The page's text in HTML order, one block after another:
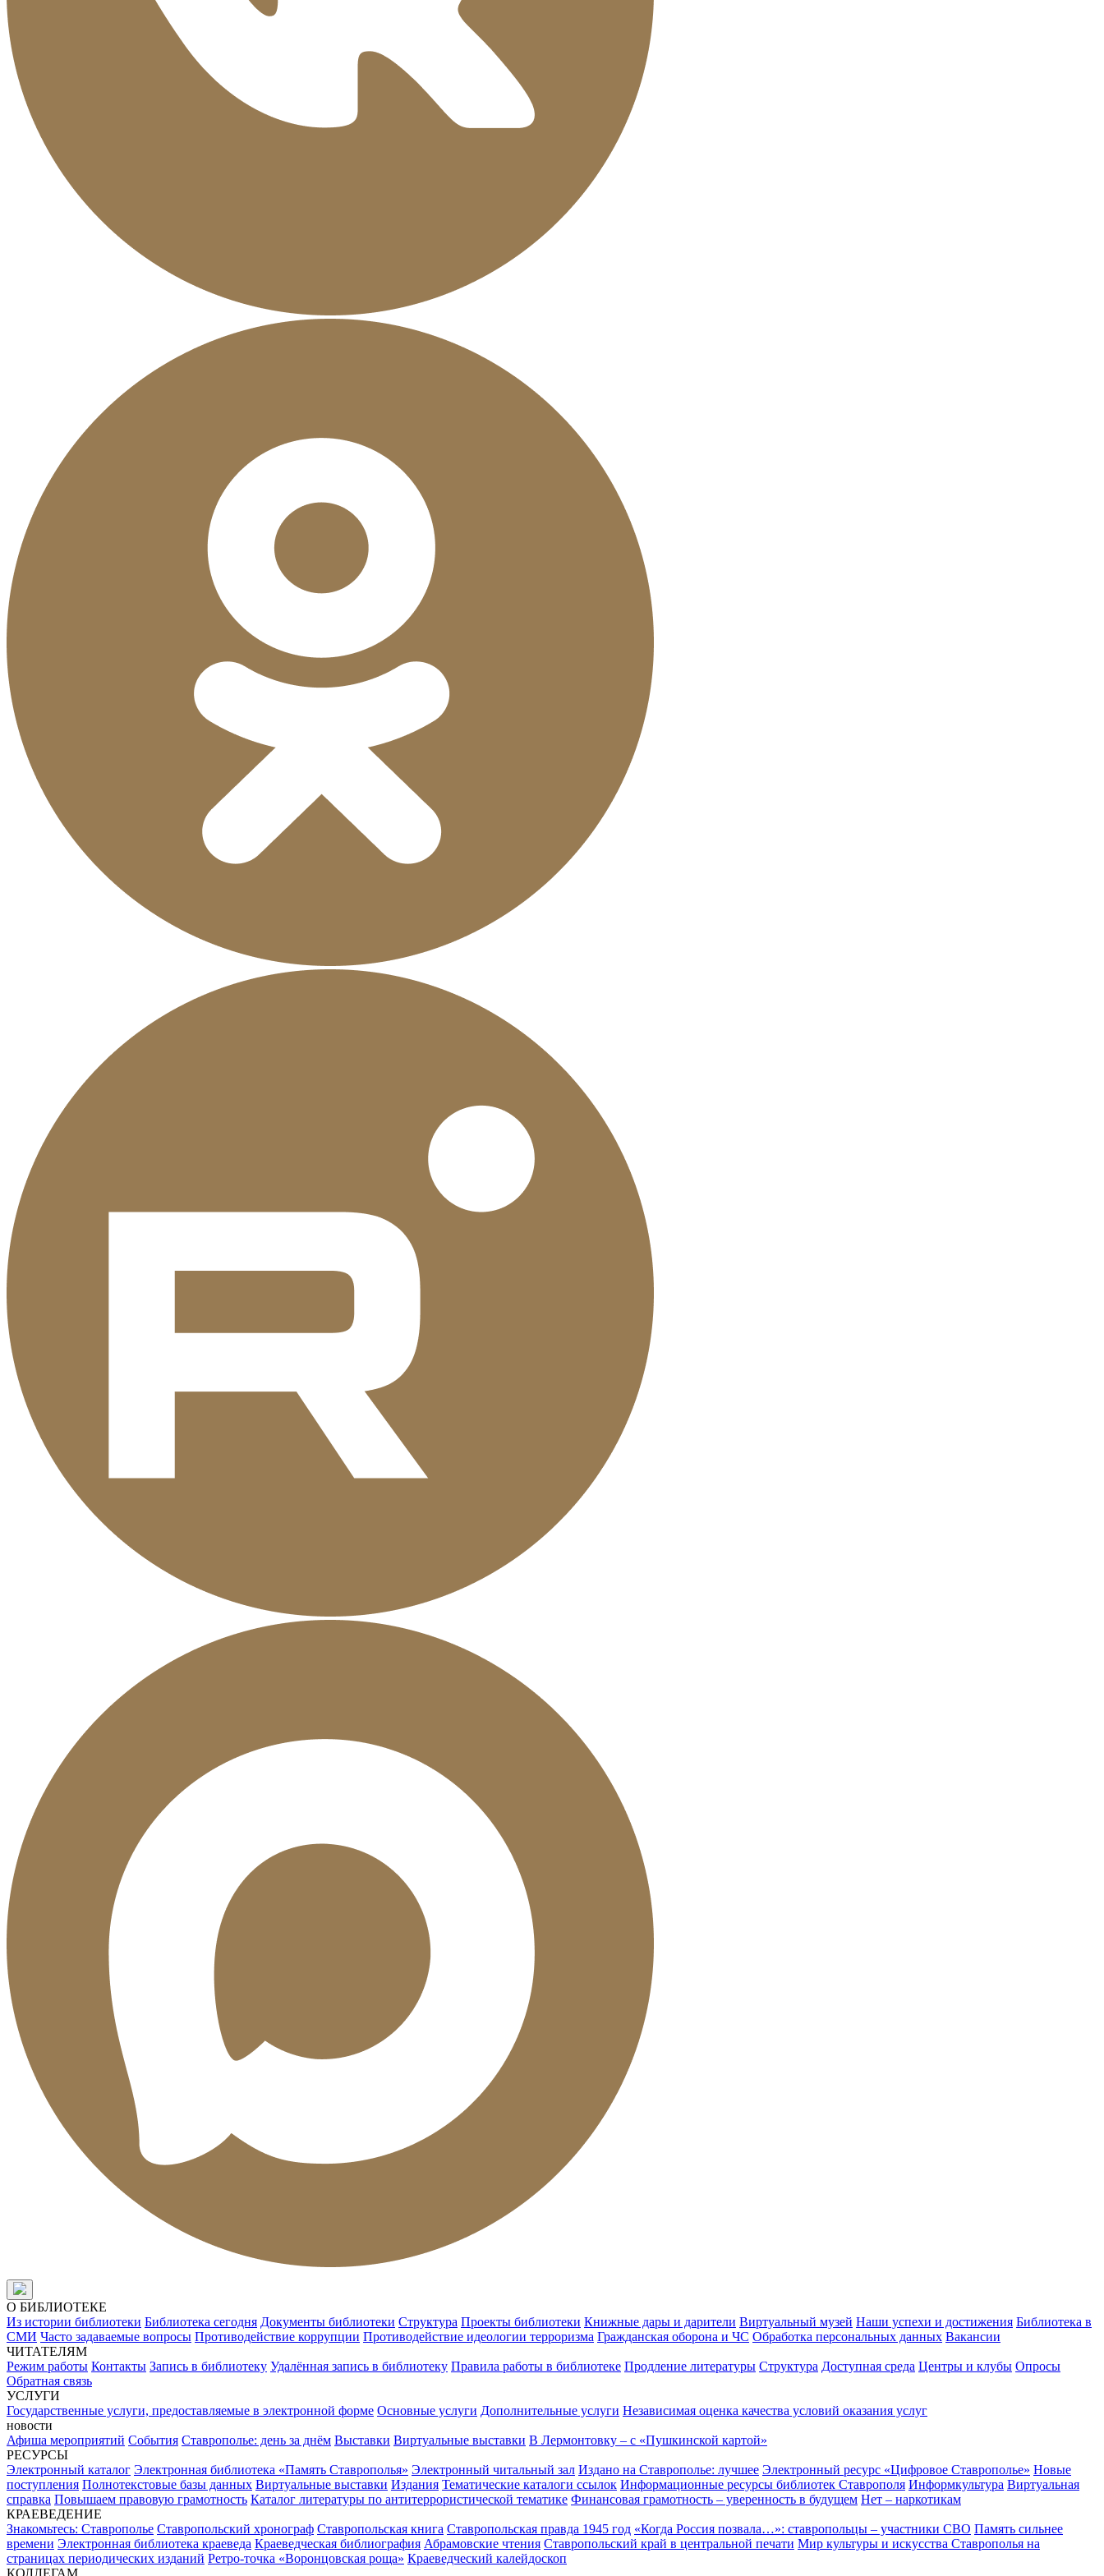
О БИБЛИОТЕКЕ
Из истории библиотеки Библиотека сегодня Документы библиотеки Структура Проекты библиотеки Книжные дары и дарители Виртуальный музей Наши успехи и достижения Библиотека в
СМИ Часто задаваемые вопросы Противодействие коррупции Противодействие идеологии терроризма Гражданская оборона и ЧС Обработка персональных данных Вакансии
ЧИТАТЕЛЯМ
Режим работы Контакты Запись в библиотеку Удалённая запись в библиотеку Правила работы в библиотеке Продление литературы Структура Доступная среда Центры и клубы Опросы
Обратная связь
УСЛУГИ
Государственные услуги, предоставляемые в электронной форме Основные услуги Дополнительные услуги Независимая оценка качества условий оказания услуг
новости
Афиша мероприятий События Ставрополье: день за днём Выставки Виртуальные выставки В Лермонтовку – с «Пушкинской картой»
РЕСУРСЫ
Электронный каталог Электронная библиотека «Память Ставрополья» Электронный читальный зал Издано на Ставрополье: лучшее Электронный ресурс «Цифровое Ставрополье» Новые
поступления Полнотекстовые базы данных Виртуальные выставки Издания Тематические каталоги ссылок Информационные ресурсы библиотек Ставрополя Информкультура Виртуальная
справка Повышаем правовую грамотность Каталог литературы по антитеррористической тематике Финансовая грамотность – уверенность в будущем Нет – наркотикам
КРАЕВЕДЕНИЕ
Знакомьтесь: Ставрополье Ставропольский хронограф Ставропольская книга Ставропольская правда 1945 год «Когда Россия позвала…»: ставропольцы – участники СВО Память сильнее
времени Электронная библиотека краеведа Краеведческая библиография Абрамовские чтения Ставропольский край в центральной печати Мир культуры и искусства Ставрополья на
страницах периодических изданий Ретро-точка «Воронцовская роща» Краеведческий калейдоскоп
КОЛЛЕГАМ